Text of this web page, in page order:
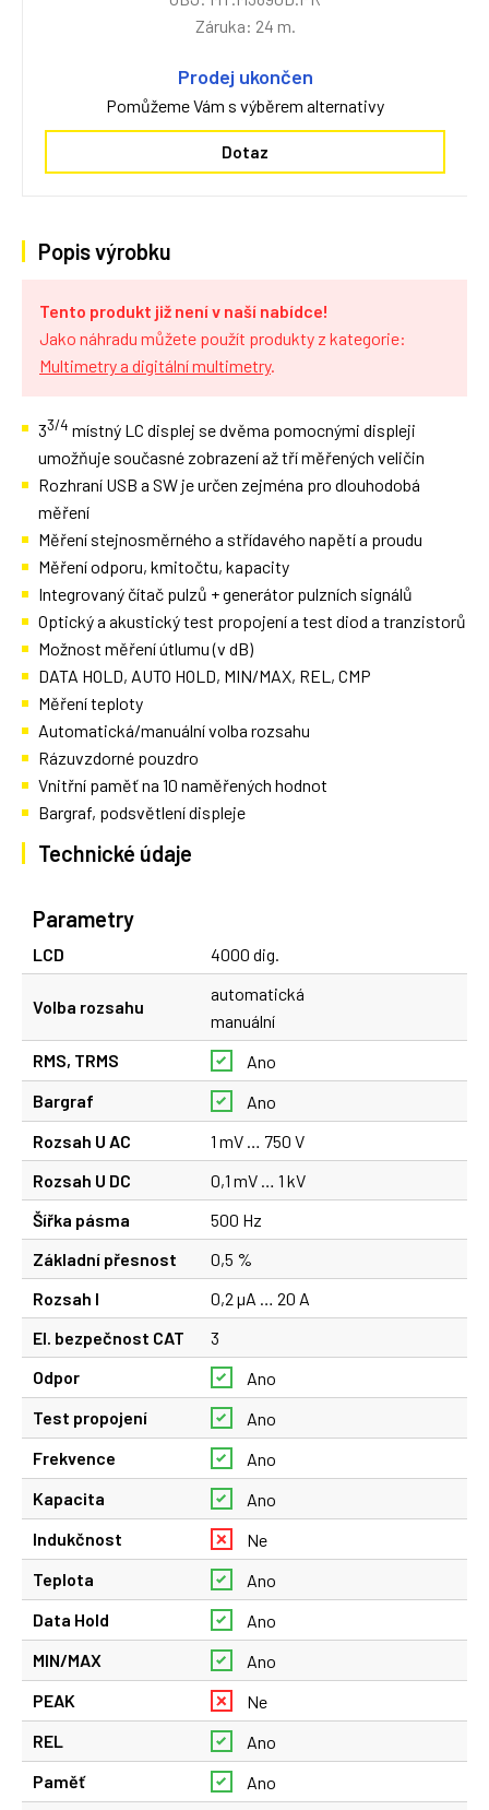
Záruka: 24 m.
Prodej ukončen
Pomůžeme Vám s výběrem alternativy
Dotaz
Popis výrobku
Tento produkt již není v naší nabídce!
Jako náhradu můžete použít produkty z kategorie:
Multimetry a digitální multimetry.
33/4 místný LC displej se dvěma pomocnými displeji
umožňuje současné zobrazení až tří měřených veličin
Rozhraní USB a SW je určen zejména pro dlouhodobá
měření
Měření stejnosměrného a střídavého napětí a proudu
Měření odporu, kmitočtu, kapacity
Integrovaný čítač pulzů + generátor pulzních signálů
Optický a akustický test propojení a test diod a tranzistorů
Možnost měření útlumu (v dB)
DATA HOLD, AUTO HOLD, MIN/MAX, REL, CMP
Měření teploty
Automatická/manuální volba rozsahu
Rázuvzdorné pouzdro
Vnitřní paměť na 10 naměřených hodnot
Bargraf, podsvětlení displeje
Technické údaje
Parametry
LCD 4000 dig.
Volba rozsahu
automatická
manuální
RMS, TRMS
Ano
Bargraf
Ano
Rozsah U AC
1 mV … 750 V
Rozsah U DC
0,1 mV … 1 kV
Šířka pásma
500 Hz
Základní přesnost
0,5 %
Rozsah I
0,2 µA … 20 A
El. bezpečnost CAT
3
Odpor
Ano
Test propojení
Ano
Frekvence
Ano
Kapacita
Ano
Indukčnost
Ne
Teplota
Ano
Data Hold
Ano
MIN/MAX
Ano
PEAK
Ne
REL
Ano
Paměť
Ano